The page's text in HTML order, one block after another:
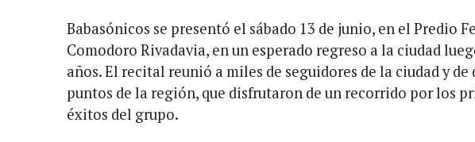
Babasónicos se presentó el sábado 13 de junio, en el Predio
Comodoro Rivadavia, en un esperado regreso a la ciudad
años. El recital reunió a miles de seguidores de la ciudad y
puntos de la región, que disfrutaron de un recorrido por los
éxitos del grupo.